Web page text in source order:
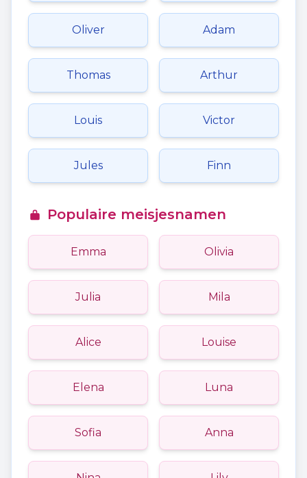
Oliver Adam
Thomas Arthur
Louis Victor
Jules Finn
Populaire meisjesnamen
Emma Olivia
Julia Mila
Alice Louise
Elena Luna
Sofia Anna